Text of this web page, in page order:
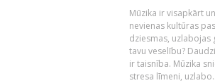
Mūzika ir visapkārt
nevienas kultūras
dziesmas, uzlabojas
tavu veselību?
ir taisnība. Mūzika
stresa līmeni,